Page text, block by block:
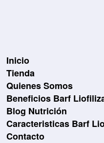
Inicio
Tienda
Quienes Somos
Beneficios Barf
Blog Nutrición
Caracteristicas Barf
Contacto